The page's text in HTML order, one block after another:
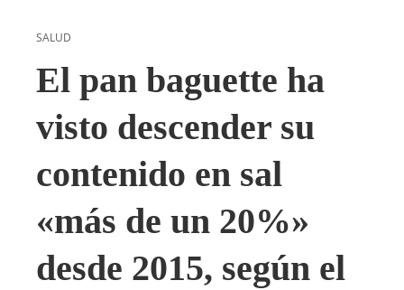
SALUD
El pan baguette ha
visto descender su
contenido en sal
«más de un 20%»
desde 2015, según el